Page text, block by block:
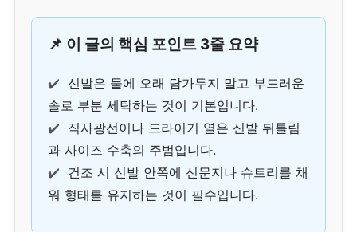
📌 이 글의 핵심 포인트 3줄 요약
✔️ 신발은 물에 오래 담가두지 말고 부드러운
솔로 부분 세탁하는 것이 기본입니다.
✔️ 직사광선이나 드라이기 열은 신발 뒤틀림
과 사이즈 수축의 주범입니다.
✔️ 건조 시 신발 안쪽에 신문지나 슈트리를 채
워 형태를 유지하는 것이 필수입니다.